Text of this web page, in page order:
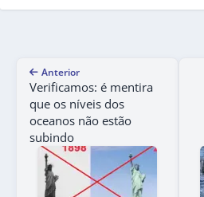
Anterior
Verificamos: é mentira
que os níveis dos
oceanos não estão
subindo